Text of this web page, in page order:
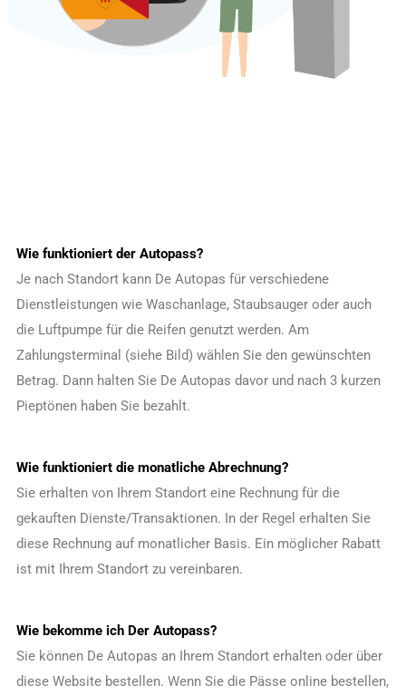
Wie funktioniert der Autopass?
Je nach Standort kann De Autopas für verschiedene
Dienstleistungen wie Waschanlage, Staubsauger oder auch
die Luftpumpe für die Reifen genutzt werden. Am
Zahlungsterminal (siehe Bild) wählen Sie den gewünschten
Betrag. Dann halten Sie De Autopas davor und nach 3 kurzen
Pieptönen haben Sie bezahlt.
Wie funktioniert die monatliche Abrechnung?
Sie erhalten von Ihrem Standort eine Rechnung für die
gekauften Dienste/Transaktionen. In der Regel erhalten Sie
diese Rechnung auf monatlicher Basis. Ein möglicher Rabatt
ist mit Ihrem Standort zu vereinbaren.
Wie bekomme ich Der Autopass?
Sie können De Autopas an Ihrem Standort erhalten oder über
diese Website bestellen. Wenn Sie die Pässe online bestellen,